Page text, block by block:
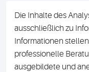
Die Inhalte des
ausschließlich zu
Informationen
professionelle
ausgebildete und